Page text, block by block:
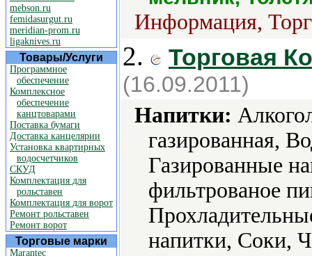
mebson.ru
femidasurgut.ru
meridian-prom.ru
ligaknives.ru
Товары/Услуги
Программное
обеспечение
Комплексное
обеспечение
канцтоварами
Поставка бумаги
Доставка канцелярии
Установка квартирных
водосчетчиков
СКУД
Комплектация для
рольставен
Комплектация для ворот
Ремонт рольставен
Ремонт ворот
Торговые марки
Marantec
Информация,
2. Торговая
(16.09.2011)
Напитки:
газированная,
Газированные
фильтрованое
напитки, Соки,